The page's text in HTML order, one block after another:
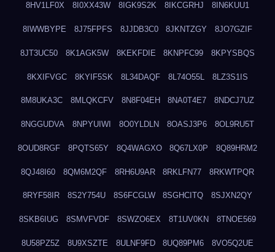
8HV1LF0X 8I0XX43W 8IGK9S2K 8IKCGRHJ 8IN6KUU1
8IWWBYPE 8J75FPFS 8JJDB3C0 8JKNTZGY 8JO7GZIF
8JT3UC50 8K1AGK5W 8KEKFDIE 8KNPFC99 8KPYSBQS
8KXIFVGC 8KYIF5SK 8L34DAQF 8L74O55L 8LZ3S1IS
8M8UKA3C 8MLQKCFV 8N8F04EH 8NA0T4E7 8NDCJ7UZ
8NGGUDVA 8NPYUIWI 8O0YLDLN 8OASJ3P6 8OL9RU5T
8OUD8RGF 8PQTS65Y 8Q4WAGXO 8Q67LX0P 8Q89HRM2
8QJ48I60 8QM6M2QF 8RH6U9AR 8RKLFN77 8RKWTPQR
8RYF58IR 8S2Y754U 8S6FCGLW 8SGHCITQ 8SJXN2QY
8SKB6IUG 8SMVFVDF 8SWZO6EX 8T1UV0KN 8TNOE569
8U58PZ5Z 8U9XSZTE 8ULNF9FD 8UQ89PM6 8VO5Q2UE